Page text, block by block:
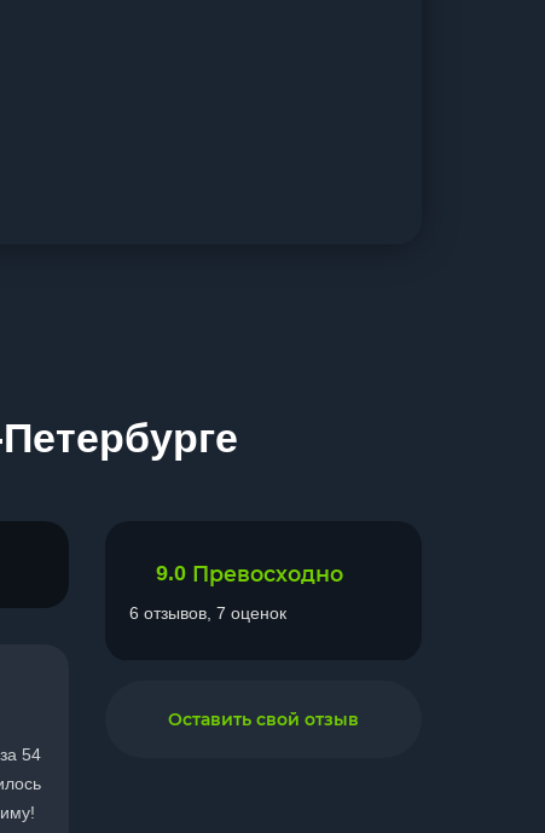
54
9.0 Превосходно
6 отзывов, 7 оценок
Оставить свой отзыв